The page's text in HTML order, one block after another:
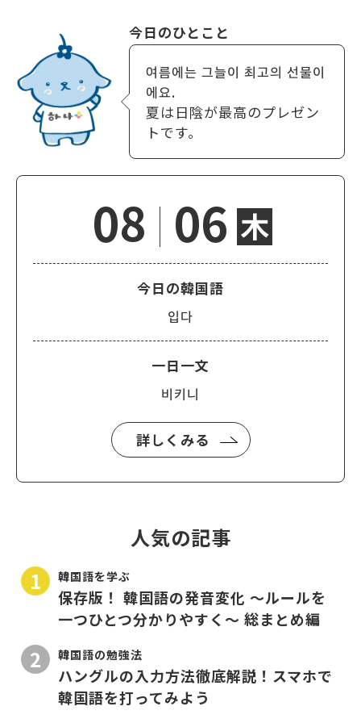
今日のひとこと
여름에는 그늘이 최고의 선물이
에요.
夏は日陰が最高のプレゼン
トです。
08 06 木
今日の韓国語
입다
一日一文
비키니
詳しくみる
人気の記事
韓国語を学ぶ
保存版！ 韓国語の発音変化 〜ルールを
一つひとつ分かりやすく〜 総まとめ編
韓国語の勉強法
ハングルの入力方法徹底解説！スマホで
韓国語を打ってみよう